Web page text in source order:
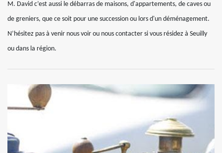
M. David c’est aussi le débarras de maisons, d'appartements, de caves ou
de greniers, que ce soit pour une succession ou lors d'un déménagement.
N’hésitez pas à venir nous voir ou nous contacter si vous résidez à Seuilly
ou dans la région.